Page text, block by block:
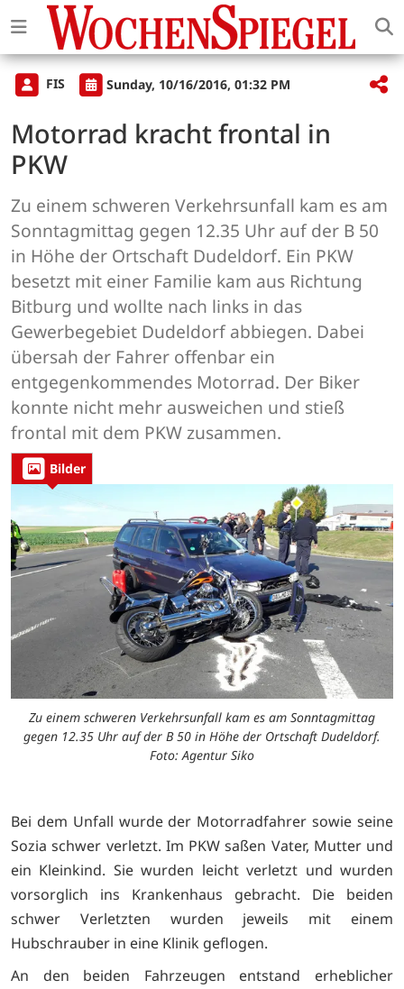
FIS Sunday, 10/16/2016, 01:32 PM
Motorrad kracht frontal in
PKW
Zu einem schweren Verkehrsunfall kam es am
Sonntagmittag gegen 12.35 Uhr auf der B 50
in Höhe der Ortschaft Dudeldorf. Ein PKW
besetzt mit einer Familie kam aus Richtung
Bitburg und wollte nach links in das
Gewerbegebiet Dudeldorf abbiegen. Dabei
übersah der Fahrer offenbar ein
entgegenkommendes Motorrad. Der Biker
konnte nicht mehr ausweichen und stieß
frontal mit dem PKW zusammen.
Bilder
Zu einem schweren Verkehrsunfall kam es am Sonntagmittag
gegen 12.35 Uhr auf der B 50 in Höhe der Ortschaft Dudeldorf.
Foto: Agentur Siko
Bei dem Unfall wurde der Motorradfahrer sowie seine
Sozia schwer verletzt. Im PKW saßen Vater, Mutter und
ein Kleinkind. Sie wurden leicht verletzt und wurden
vorsorglich ins Krankenhaus gebracht. Die beiden
schwer Verletzten wurden jeweils mit einem
Hubschrauber in eine Klinik geflogen.
An den beiden Fahrzeugen entstand erheblicher